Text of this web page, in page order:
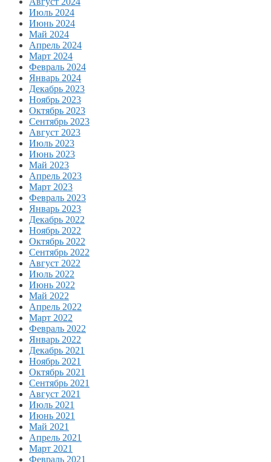
Июль 2024
Июнь 2024
Май 2024
Апрель 2024
Март 2024
Февраль 2024
Январь 2024
Декабрь 2023
Ноябрь 2023
Октябрь 2023
Сентябрь 2023
Август 2023
Июль 2023
Июнь 2023
Май 2023
Апрель 2023
Март 2023
Февраль 2023
Январь 2023
Декабрь 2022
Ноябрь 2022
Октябрь 2022
Сентябрь 2022
Август 2022
Июль 2022
Июнь 2022
Май 2022
Апрель 2022
Март 2022
Февраль 2022
Январь 2022
Декабрь 2021
Ноябрь 2021
Октябрь 2021
Сентябрь 2021
Август 2021
Июль 2021
Июнь 2021
Май 2021
Апрель 2021
Март 2021
Февраль 2021